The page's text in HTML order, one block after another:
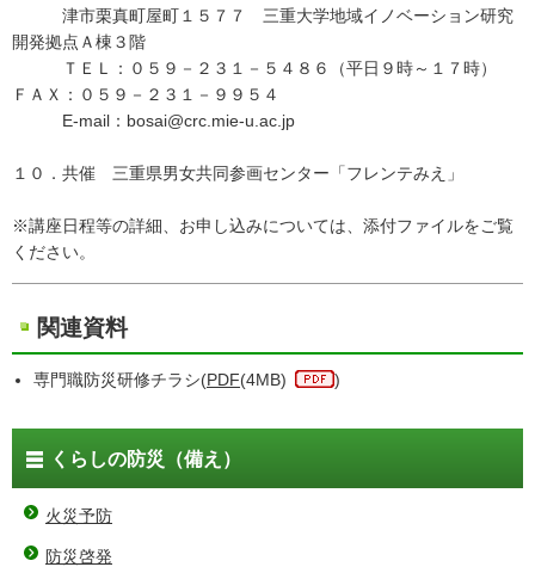
津市栗真町屋町１５７７ 三重大学地域イノベーション研究
開発拠点Ａ棟３階
ＴＥＬ：０５９－２３１－５４８６（平日９時～１７時）
ＦＡＸ：０５９－２３１－９９５４
E-mail：bosai@crc.mie-u.ac.jp
１０．共催 三重県男女共同参画センター「フレンテみえ」
※講座日程等の詳細、お申し込みについては、添付ファイルをご覧
ください。
関連資料
専門職防災研修チラシ(PDF(4MB) )
くらしの防災（備え）
火災予防
防災啓発